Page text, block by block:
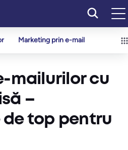
Marketing prin e-mail
mailurilor cu
–
de top pentru